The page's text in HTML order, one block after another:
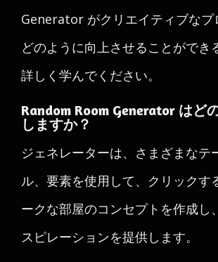
Generator がクリエイティブなプ
どのように向上させることができ
詳しく学んでください。
Random Room Generator はど
しますか？
ジェネレーターは、さまざまなテ
ル、要素を使用して、クリックす
ークな部屋のコンセプトを作成し
スピレーションを提供します。